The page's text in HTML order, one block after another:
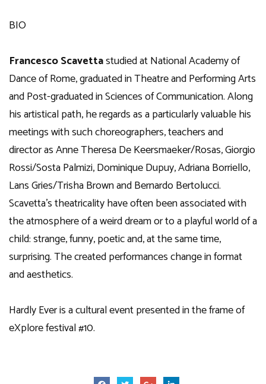
BIO
Francesco Scavettastudied at National Academy of
Dance of Rome, graduated in Theatre and Performing Arts
and Post-graduated in Sciences of Communication. Along
his artistical path, he regards as a particularly valuable his
meetings with such choreographers, teachers and
director as Anne Theresa De Keersmaeker/Rosas, Giorgio
Rossi/Sosta Palmizi, Dominique Dupuy, Adriana Borriello,
Lans Gries/Trisha Brown and Bernardo Bertolucci.
Scavetta’s theatricality have often been associated with
the atmosphere of a weird dream or to a playful world of a
child: strange, funny, poetic and, at the same time,
surprising. The created performances change in format
and aesthetics.
Hardly Ever is a cultural event presented in the frame of
eXplore festival #10.